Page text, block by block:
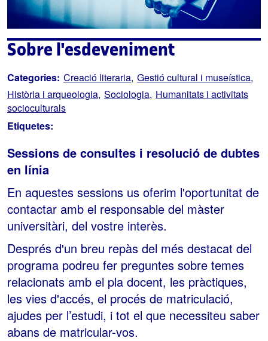
Sobre l'esdeveniment
Categories: Creació literaria Gestió cultural i museística
Història i arqueologia Sociologia Humanitats i activitats
socioculturals
Etiquetes:
Sessions de consultes i resolució de dubtes
en línia
En aquestes sessions us oferim l'oportunitat de
contactar amb el responsable del màster
universitàri, del vostre interès.
Després d'un breu repàs del més destacat del
programa podreu fer preguntes sobre temes
relacionats amb el pla docent, les pràctiques,
les vies d'accés, el procés de matriculació,
ajudes per l’estudi, i tot el que necessiteu saber
abans de matricular-vos.